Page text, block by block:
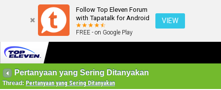
Follow Top Eleven Forum
with Tapatalk for Android
FREE - on Google Play
VIEW
Pertanyaan yang Sering Ditanyakan
Thread: Pertanyaan yang Sering Ditanyakan